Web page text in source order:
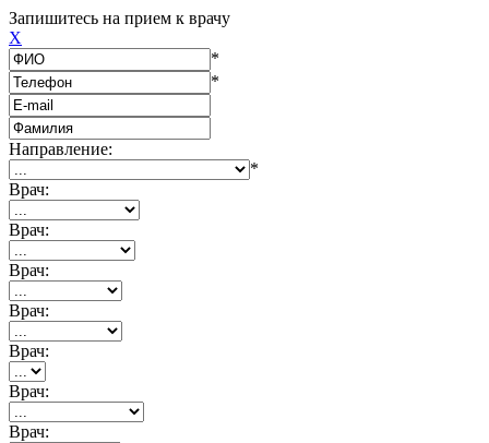
Запишитесь на прием к врачу
X
*
*
Направление:
*
Врач:
Врач:
Врач:
Врач:
Врач:
Врач:
Врач: